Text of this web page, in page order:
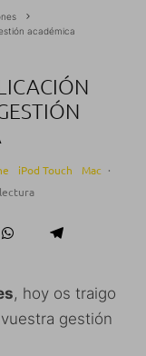
académica
iPod Touch Mac ·
, hoy os traigo
gestión